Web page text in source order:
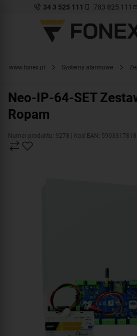
34 3 525 111 783 825 111
www.fonex.pl Systemy alarmowe
Neo-IP-64-SET
Ropam
Numer produktu: 9278 | Kod EAN: